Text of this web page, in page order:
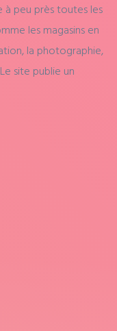
à peu près toutes les
les magasins en
la photographie,
Le site publie un